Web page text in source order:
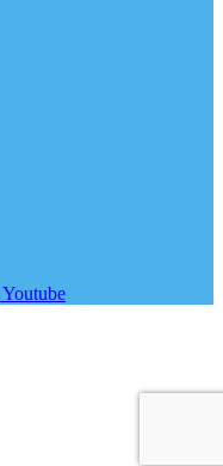
Youtube